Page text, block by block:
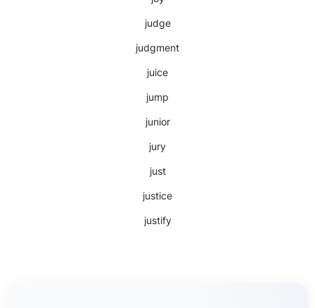
judge
judgment
juice
jump
junior
jury
just
justice
justify